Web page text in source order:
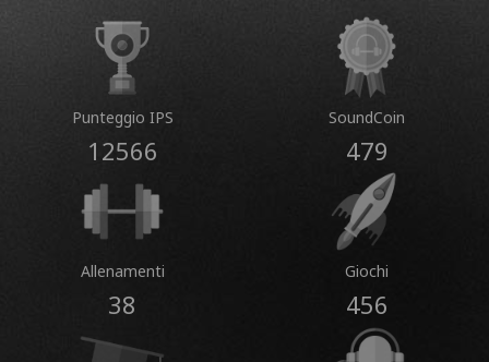
Punteggio IPS
12566
SoundCoin
479
Allenamenti
38
Giochi
456